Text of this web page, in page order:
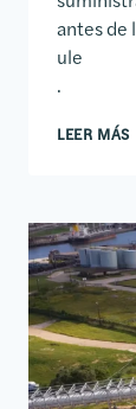
antes de
ule
.
LEER MÁS